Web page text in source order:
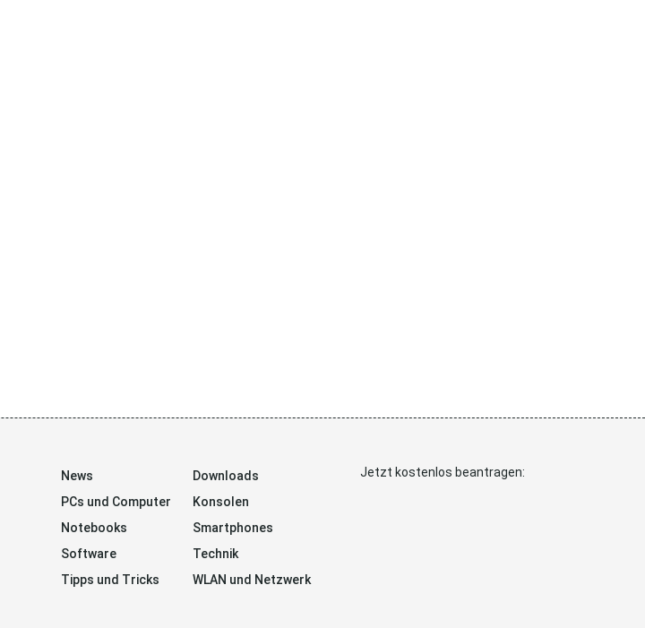
News
Downloads
PCs und Computer
Konsolen
Notebooks
Smartphones
Software
Technik
Tipps und Tricks
WLAN und Netzwerk
Jetzt kostenlos beantragen: